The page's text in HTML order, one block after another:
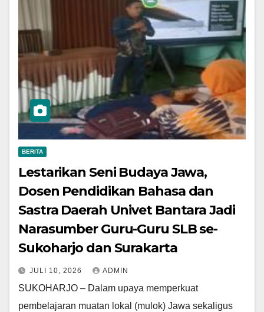
BERITA
Lestarikan Seni Budaya Jawa,
Dosen Pendidikan Bahasa dan
Sastra Daerah Univet Bantara Jadi
Narasumber Guru-Guru SLB se-
Sukoharjo dan Surakarta
JULI 10, 2026 ADMIN
SUKOHARJO – Dalam upaya memperkuat
pembelajaran muatan lokal (mulok) Jawa sekaligus